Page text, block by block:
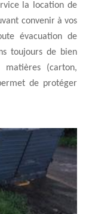
la location de
convenir à vos
évacuation de
toujours de bien
(carton,
de protéger